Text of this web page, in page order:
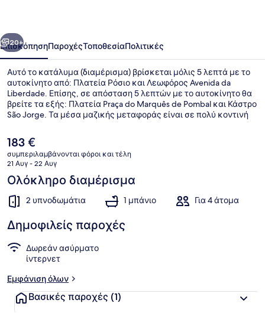
Επόμενο
20+
ΕπισκόπησηΠαροχέςΤοποθεσίαΠολιτικές
Αυτό το κατάλυμα (διαμέρισμα) βρίσκεται μόλις 5 λεπτά με το
αυτοκίνητο από: Πλατεία Ρόσιο και Λεωφόρος Avenida da
Liberdade. Επίσης, σε απόσταση 5 λεπτών με το αυτοκίνητο θα
βρείτε τα εξής: Πλατεία Praça do Marquês de Pombal και Κάστρο
São Jorge. Τα μέσα μαζικής μεταφοράς είναι σε πολύ κοντινή
βρίσκεται σε απόσταση 10 λεπτών και το σημείο επιβίβασης
Σταθμός Olaias βρίσκεται σε απόσταση 13 λεπτών.
Η
τρέχουσα
τιμή
183 €
183 €
συμπεριλαμβάνονται φόροι και τέλη
21 Αυγ - 22 Αυγ
Ολόκληρο διαμέρισμα
2 υπνοδωμάτια 1 μπάνιο Για 4 άτομα
Δημοφιλείς παροχές
Δωρεάν ασύρματο
ίντερνετ
Εμφάνιση όλων
Βασικές παροχές (1)